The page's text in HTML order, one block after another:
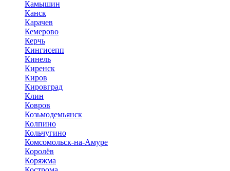
Камышин
Канск
Карачев
Кемерово
Керчь
Кингисепп
Кинель
Киренск
Киров
Кировград
Клин
Ковров
Козьмодемьянск
Колпино
Кольчугино
Комсомольск-на-Амуре
Королёв
Коряжма